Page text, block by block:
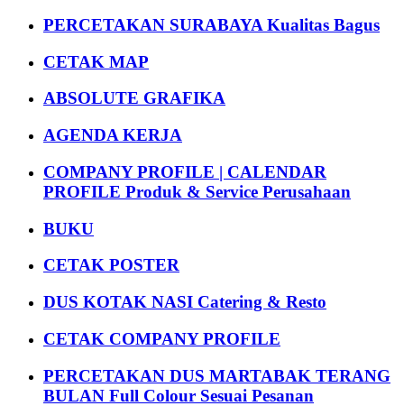
PERCETAKAN SURABAYA Kualitas Bagus
CETAK MAP
ABSOLUTE GRAFIKA
AGENDA KERJA
COMPANY PROFILE | CALENDAR
PROFILE Produk & Service Perusahaan
BUKU
CETAK POSTER
DUS KOTAK NASI Catering & Resto
CETAK COMPANY PROFILE
PERCETAKAN DUS MARTABAK TERANG
BULAN Full Colour Sesuai Pesanan